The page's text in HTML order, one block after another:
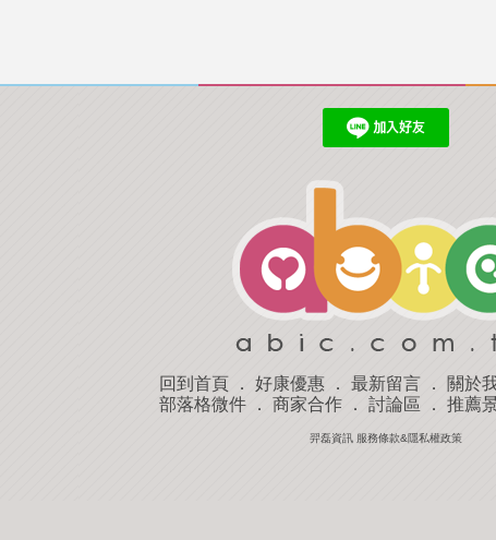
回到首頁 ． 好康優惠 ． 最新留言 ． 關於
部落格微件． 商家合作． 討論區 ． 推薦
羿磊資訊 服務條款&隱私權政策